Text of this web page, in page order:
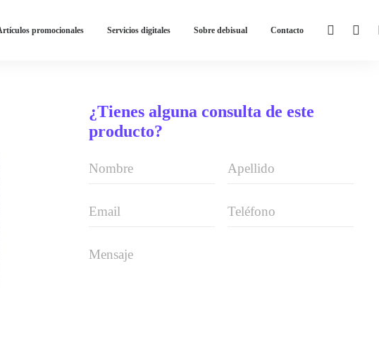
promocionales Servicios digitales Sobre debisual Contacto
¿Tienes alguna consulta de este
producto?